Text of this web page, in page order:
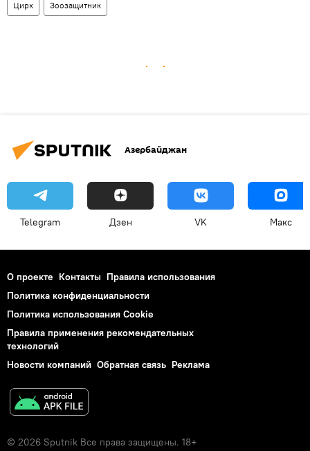
Цирк Зоозащитник
Азербайджан
Telegram Дзен VK Макс
О проекте Контакты Правила использования
Политика конфиденциальности
Политика использования Cookie
Правила применения рекомендательных
технологий
Новости компаний Обратная связь Реклама
© 2026 Sputnik Все права защищены. 18+